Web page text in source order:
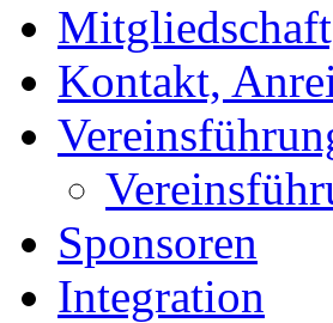
Kontakt,
Sponsoren
Integration